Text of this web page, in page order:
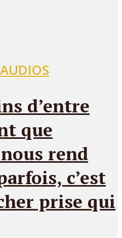
d’entre
que
rend
c’est
prise qui